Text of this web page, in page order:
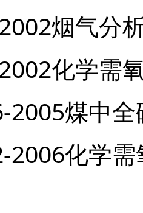
烟气分
化学需
2005煤中
2006化学